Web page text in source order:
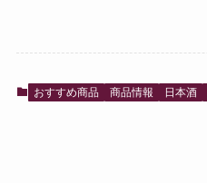
おすすめ商品 商品情報 日本酒